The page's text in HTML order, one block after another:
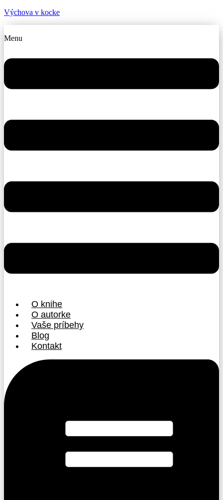
Výchova v kocke
Menu
O knihe
O autorke
Vaše príbehy
Blog
Kontakt